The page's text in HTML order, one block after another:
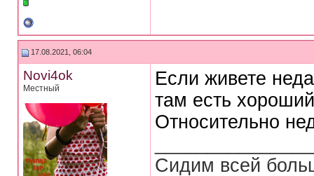
17.08.2021, 06:04
Novi4ok
Местный
Если живете
там есть
Относительно
Сидим всей